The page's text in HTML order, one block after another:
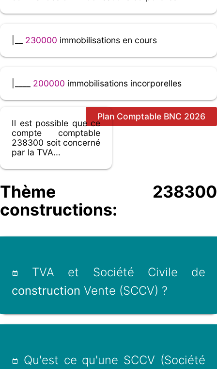
230000 immobilisations en cours
200000 immobilisations incorporelles
Plan Comptable BNC 2026
Il est possible que ce
compte comptable
238300 soit concerné
par la TVA...
Thème 238300
constructions:
TVA et Société Civile de
construction Vente (SCCV) ?
Qu'est ce qu'une SCCV (Société